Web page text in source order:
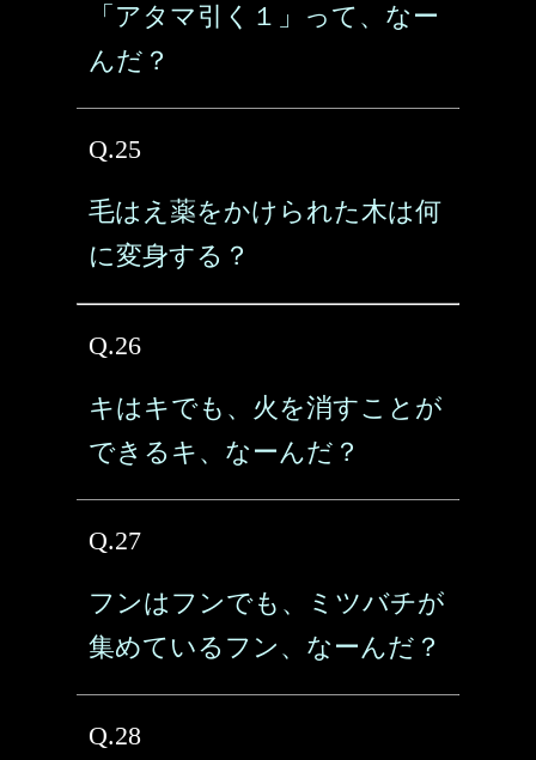
「アタマ引く１」って、なー
んだ？
Q.25
毛はえ薬をかけられた木は何
に変身する？
Q.26
キはキでも、火を消すことが
できるキ、なーんだ？
Q.27
フンはフンでも、ミツバチが
集めているフン、なーんだ？
Q.28